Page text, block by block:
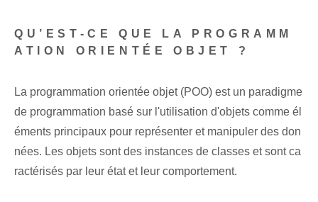
QU’EST-CE QUE LA PROGRAMM
ATION ORIENTÉE OBJET ?
La programmation orientée objet (POO) est un paradigme
de programmation basé sur l'utilisation d'objets comme él
éments principaux pour représenter et manipuler des don
nées. Les objets sont des instances de classes et sont ca
ractérisés par leur état et leur comportement.